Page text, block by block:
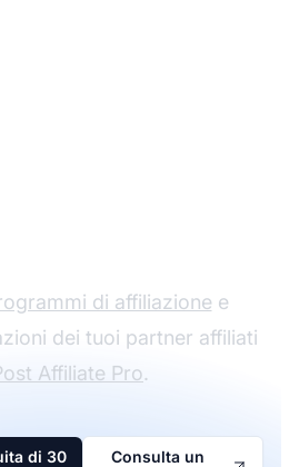
di affiliazione e
dei tuoi partner affiliati
Affiliate Pro.
di 30
Consulta un